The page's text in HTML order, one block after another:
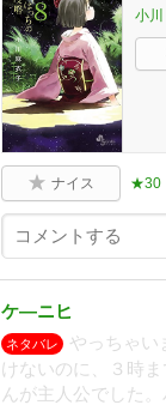
小
ナイス ★30
ケ―ニヒ
ネタバレ
やっちゃい
けないのに、３時
んが主人公でした